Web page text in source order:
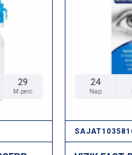
28
M.perc
24
Nap